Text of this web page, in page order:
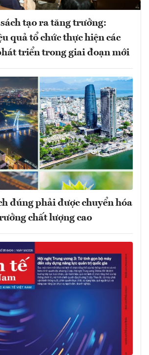
tạo ra tăng trưởng:
quả tổ chức thực hiện các
triển trong giai đoạn mới
đúng phải được chuyển hóa
chất lượng cao